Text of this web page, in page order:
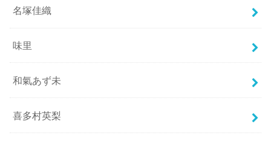
名塚佳織
味里
和氣あず未
喜多村英梨